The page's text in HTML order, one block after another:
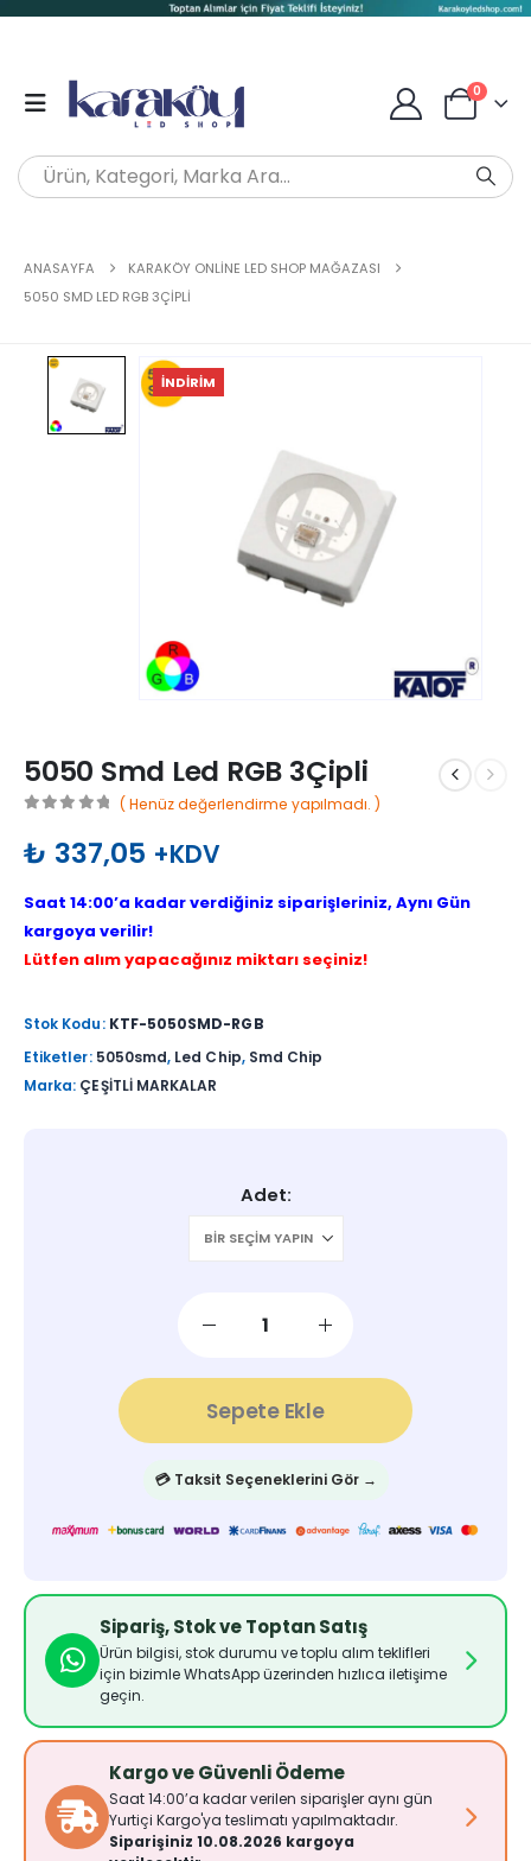
0
ANASAYFA
KARAKÖY ONLINE LED SHOP MAĞAZASI
5050 SMD LED RGB 3ÇIPLI
İNDIRIM
5050 Smd Led RGB 3Çipli
( Henüz değerlendirme yapılmadı. )
₺ 337,05 +KDV
Saat 14:00’a kadar verdiğiniz siparişleriniz, Aynı Gün
kargoya verilir!
Lütfen alım yapacağınız miktarı seçiniz!
Stok Kodu: KTF-5050SMD-RGB
Etiketler: 5050smd, Led Chip, Smd Chip
Marka: ÇEŞİTLİ MARKALAR
Adet
Sepete Ekle
💳 Taksit Seçeneklerini Gör →
Sipariş, Stok ve Toptan Satış
Ürün bilgisi, stok durumu ve toplu alım teklifleri
için bizimle WhatsApp üzerinden hızlıca iletişime
geçin.
Kargo ve Güvenli Ödeme
Saat 14:00’a kadar verilen siparişler aynı gün
Yurtiçi Kargo'ya teslimatı yapılmaktadır.
Siparişiniz 10.08.2026 kargoya